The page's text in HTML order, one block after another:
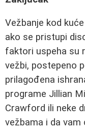
Vežbanje kod
ako se pristupi
faktori uspeha su
vežbi, postepeno
prilagođena
programe Jillian
Crawford ili neke
vežbama i da vam